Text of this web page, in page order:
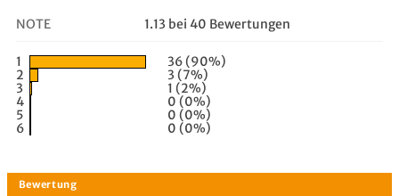
NOTE 1.13 bei 40 Bewertungen
1
36 (90%)
2
3 (7%)
3
1 (2%)
4
0 (0%)
5
0 (0%)
6
0 (0%)